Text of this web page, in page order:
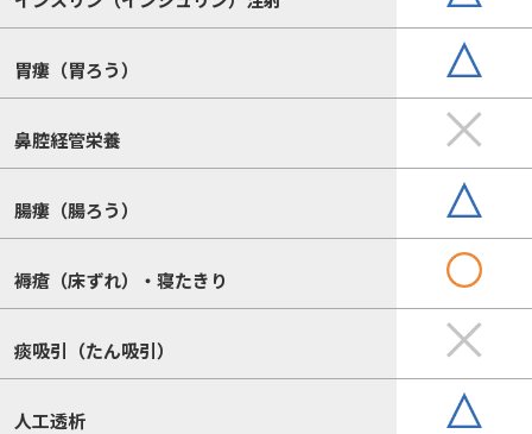
胃瘻（胃ろう）
鼻腔経管栄養
腸瘻（腸ろう）
褥瘡（床ずれ）・寝たきり
痰吸引（たん吸引）
人工透析